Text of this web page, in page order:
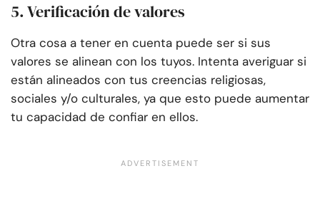
5. Verificación de valores
Otra cosa a tener en cuenta puede ser si sus
valores se alinean con los tuyos. Intenta averiguar si
están alineados con tus creencias religiosas,
sociales y/o culturales, ya que esto puede aumentar
tu capacidad de confiar en ellos.